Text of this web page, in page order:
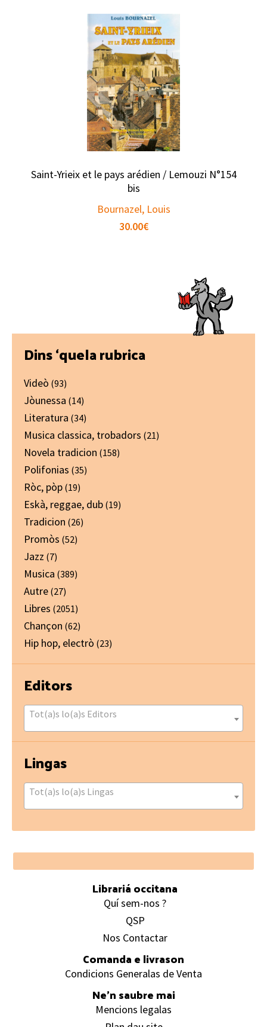
Saint-Yrieix et le pays arédien / Lemouzi N°154
bis
Bournazel, Louis
30.00€
Primary
Sidebar
Dins ‘quela rubrica
Videò (93)
Jòunessa (14)
Literatura (34)
Musica classica, trobadors (21)
Novela tradicion (158)
Polifonias (35)
Ròc, pòp (19)
Eskà, reggae, dub (19)
Tradicion (26)
Promòs (52)
Jazz (7)
Musica (389)
Autre (27)
Libres (2051)
Chançon (62)
Hip hop, electrò (23)
Editors
Tot(a)s lo(a)s Editors
Lingas
Tot(a)s lo(a)s Lingas
Footer
Librariá occitana
Quí sem-nos ?
QSP
Nos Contactar
Comanda e livrason
Condicions Generalas de Venta
Ne’n saubre mai
Mencions legalas